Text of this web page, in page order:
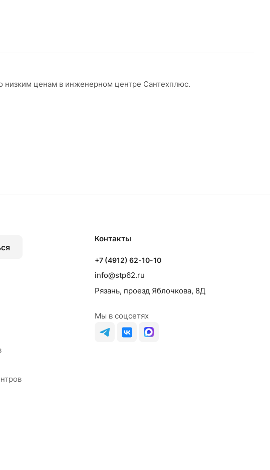
низким ценам в инженерном центре Сантехплюс.
Контакты
+7 (4912) 62-10-10
info@stp62.ru
Рязань, проезд Яблочкова, 8Д
Мы в соцсетях